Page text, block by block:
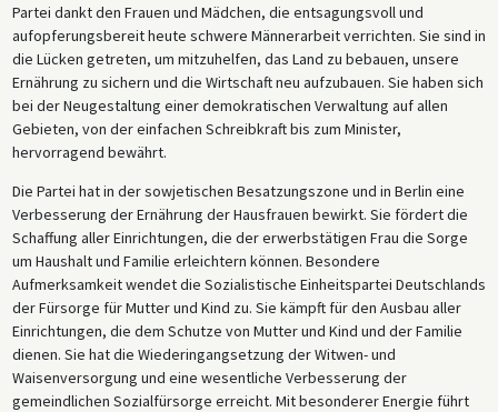
Partei dankt den Frauen und Mädchen, die entsagungsvoll und
aufopferungsbereit heute schwere Männerarbeit verrichten. Sie sind in
die Lücken getreten, um mitzuhelfen, das Land zu bebauen, unsere
Ernährung zu sichern und die Wirtschaft neu aufzubauen. Sie haben sich
bei der Neugestaltung einer demokratischen Verwaltung auf allen
Gebieten, von der einfachen Schreibkraft bis zum Minister,
hervorragend bewährt.
Die Partei hat in der sowjetischen Besatzungszone und in Berlin eine
Verbesserung der Ernährung der Hausfrauen bewirkt. Sie fördert die
Schaffung aller Einrichtungen, die der erwerbstätigen Frau die Sorge
um Haushalt und Familie erleichtern können. Besondere
Aufmerksamkeit wendet die Sozialistische Einheitspartei Deutschlands
der Fürsorge für Mutter und Kind zu. Sie kämpft für den Ausbau aller
Einrichtungen, die dem Schutze von Mutter und Kind und der Familie
dienen. Sie hat die Wiederingangsetzung der Witwen- und
Waisenversorgung und eine wesentliche Verbesserung der
gemeindlichen Sozialfürsorge erreicht. Mit besonderer Energie führt